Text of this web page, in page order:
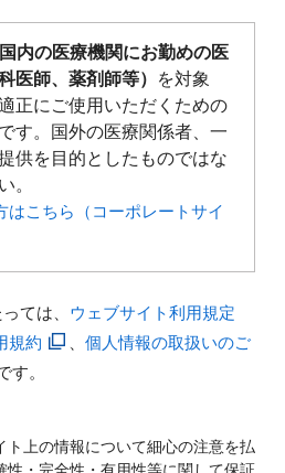
国内の医療機関にお勤めの医
医師、薬剤師等）
を対象
正にご使用いただくための
す。国外の医療関係者、一
供を目的としたものではな
。
こちら（コーポレートサイ
ては、 ウェブサイト利用規定
規約
個人情報の取扱いのご
す。
ト上の情報について細心の注意を払
性・完全性・有用性等に関して保証